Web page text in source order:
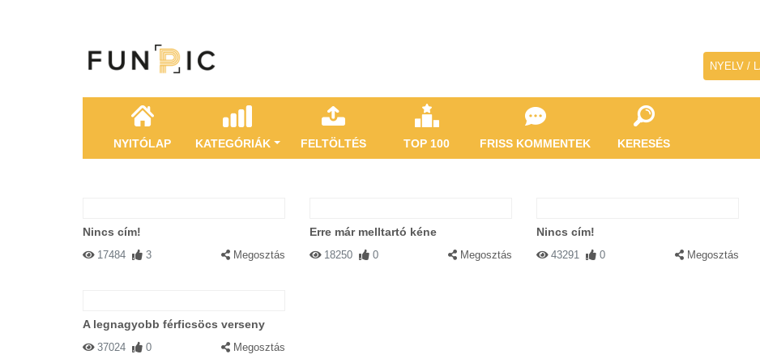
NYELV /
NYITÓLAP KATEGÓRIÁK FELTÖLTÉS TOP 100 FRISS KOMMENTEK KERESÉS
Nincs cím!
17484 3 Megosztás
Erre már melltartó kéne
18250 0 Megosztás
Nincs cím!
43291 0 Megosztás
A legnagyobb férficsöcs verseny
37024 0 Megosztás